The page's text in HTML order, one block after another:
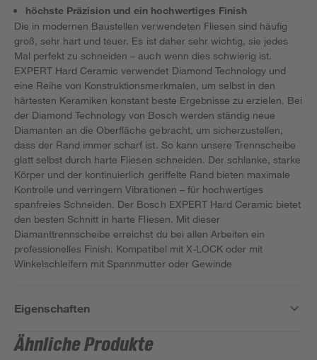
höchste Präzision und ein hochwertiges Finish
Die in modernen Baustellen verwendeten Fliesen sind häufig
groß, sehr hart und teuer. Es ist daher sehr wichtig, sie jedes
Mal perfekt zu schneiden – auch wenn dies schwierig ist.
EXPERT Hard Ceramic verwendet Diamond Technology und
eine Reihe von Konstruktionsmerkmalen, um selbst in den
härtesten Keramiken konstant beste Ergebnisse zu erzielen. Bei
der Diamond Technology von Bosch werden ständig neue
Diamanten an die Oberfläche gebracht, um sicherzustellen,
dass der Rand immer scharf ist. So kann unsere Trennscheibe
glatt selbst durch harte Fliesen schneiden. Der schlanke, starke
Körper und der kontinuierlich geriffelte Rand bieten maximale
Kontrolle und verringern Vibrationen – für hochwertiges
spanfreies Schneiden. Der Bosch EXPERT Hard Ceramic bietet
den besten Schnitt in harte Fliesen. Mit dieser
Diamanttrennscheibe erreichst du bei allen Arbeiten ein
professionelles Finish. Kompatibel mit X-LOCK oder mit
Winkelschleifern mit Spannmutter oder Gewinde
Eigenschaften
Ähnliche Produkte